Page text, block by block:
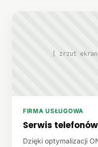
[ zrzut
FIRMA USŁUGOWA
Serwis
Dzięki optymalizacji